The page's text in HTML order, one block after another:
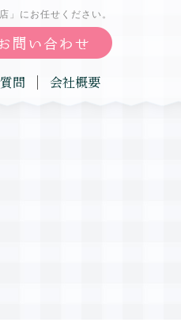
」にお任せください。
問 会社概要